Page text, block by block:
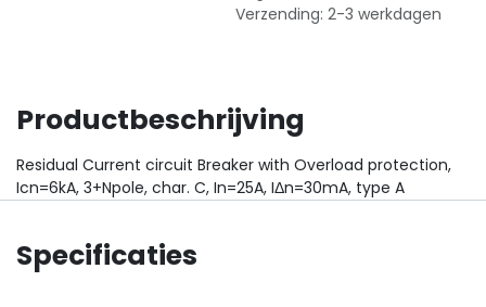
Verzending: 2-3 werkdagen
Productbeschrijving
Residual Current circuit Breaker with Overload protection,
Icn=6kA, 3+Npole, char. C, In=25A, IΔn=30mA, type A
Specificaties